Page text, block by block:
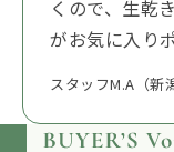
くので、生乾
がお気に入り
スタッフM.A（新